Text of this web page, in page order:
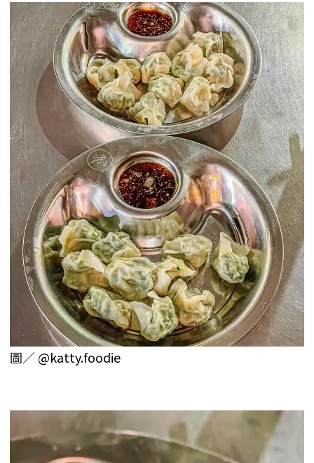
圖／@katty.foodie